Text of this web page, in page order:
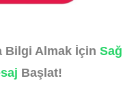
Bilgi Almak İçin Sağ
Başlat!